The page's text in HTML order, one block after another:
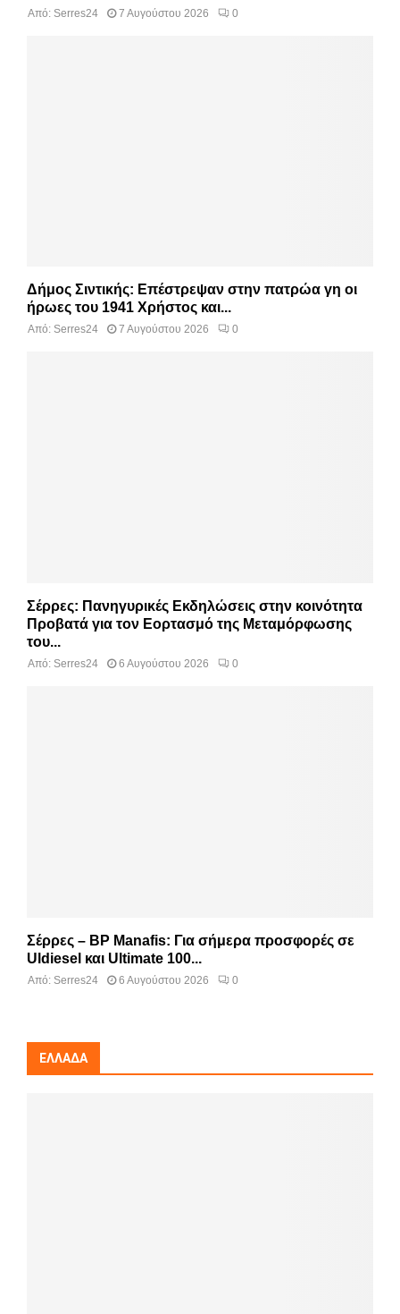
Από: Serres24 7 Αυγούστου 2026 0
Δήμος Σιντικής: Επέστρεψαν στην πατρώα γη οι
ήρωες του 1941 Χρήστος και...
Από: Serres24 7 Αυγούστου 2026 0
Σέρρες: Πανηγυρικές Εκδηλώσεις στην κοινότητα
Προβατά για τον Εορτασμό της Μεταμόρφωσης
του...
Από: Serres24 6 Αυγούστου 2026 0
Σέρρες – BP Manafis: Για σήμερα προσφορές σε
Uldiesel και Ultimate 100...
Από: Serres24 6 Αυγούστου 2026 0
ΕΛΛΆΔΑ